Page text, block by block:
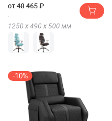
от 48 465 ₽
1250 х490 х 500 мм
-10%